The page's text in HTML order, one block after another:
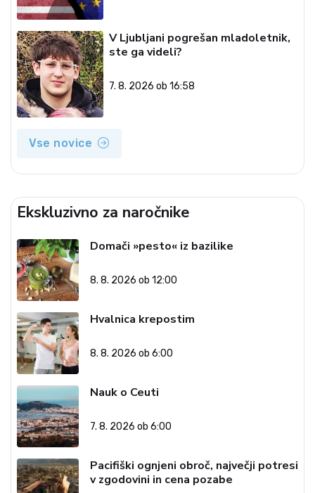
V Ljubljani pogrešan mladoletnik,
ste ga videli?
7. 8. 2026 ob 16:58
Vse novice
Ekskluzivno za naročnike
Domači »pesto« iz bazilike
8. 8. 2026 ob 12:00
Hvalnica krepostim
8. 8. 2026 ob 6:00
Nauk o Ceuti
7. 8. 2026 ob 6:00
Pacifiški ognjeni obroč, največji potresi
v zgodovini in cena pozabe